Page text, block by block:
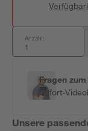
Anzahl:
Fragen
Sofort-
Unsere